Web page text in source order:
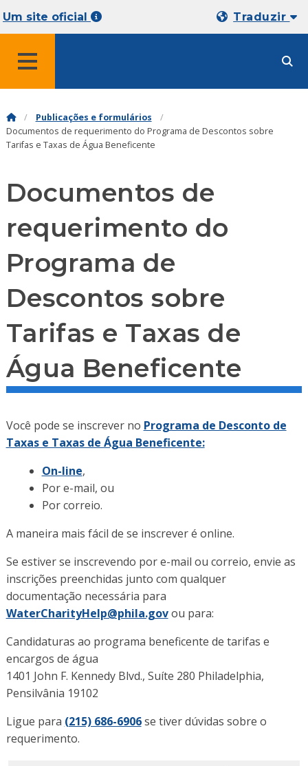
Um site oficial Traduzir
Publicações e formulários
Documentos de requerimento do Programa de Descontos sobre
Tarifas e Taxas de Água Beneficente
Documentos de
requerimento do
Programa de
Descontos sobre
Tarifas e Taxas de
Água Beneficente
Você pode se inscrever no Programa de Desconto de
Taxas e Taxas de Água Beneficente:
On-line,
Por e-mail, ou
Por correio.
A maneira mais fácil de se inscrever é online.
Se estiver se inscrevendo por e-mail ou correio, envie as
inscrições preenchidas junto com qualquer
documentação necessária para
WaterCharityHelp@phila.gov ou para:
Candidaturas ao programa beneficente de tarifas e
encargos de água
1401 John F. Kennedy Blvd., Suíte 280 Philadelphia,
Pensilvânia 19102
Ligue para (215) 686-6906se tiver dúvidas sobre o
requerimento.